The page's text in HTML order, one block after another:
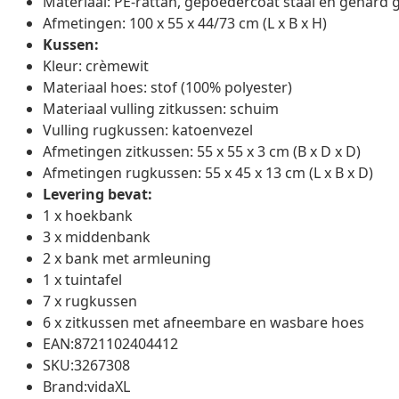
Afmetingen: 100 x 55 x 44/73 cm (L x B x H)
Kussen:
Kleur: crèmewit
Materiaal hoes: stof (100% polyester)
Materiaal vulling zitkussen: schuim
Vulling rugkussen: katoenvezel
Afmetingen zitkussen: 55 x 55 x 3 cm (B x D x D)
Afmetingen rugkussen: 55 x 45 x 13 cm (L x B x D)
Levering bevat:
1 x hoekbank
3 x middenbank
2 x bank met armleuning
1 x tuintafel
7 x rugkussen
6 x zitkussen met afneembare en wasbare hoes
EAN:8721102404412
SKU:3267308
Brand:vidaXL